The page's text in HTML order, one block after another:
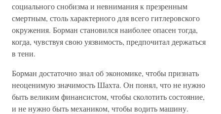
социального снобизма и невнимания к презренным
смертным, столь характерного для всего гитлеровского
окружения. Борман становился наиболее опасен тогда,
когда, чувствуя свою уязвимость, предпочитал держаться
в тени.
Борман достаточно знал об экономике, чтобы признать
неоценимую значимость Шахта. Он понял, что не нужно
быть великим финансистом, чтобы сколотить состояние,
и не нужно быть механиком, чтобы водить машину.